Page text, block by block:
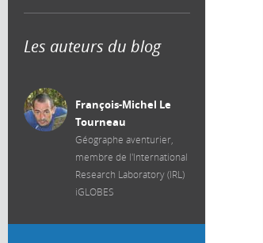
Les auteurs du blog
François-Michel Le
Tourneau
Géographe aventurier,
membre de l'International
Research Laboratory (IRL)
iGLOBES